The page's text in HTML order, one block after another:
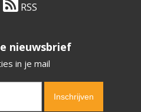
RSS
nieuwsbrief
in je mail